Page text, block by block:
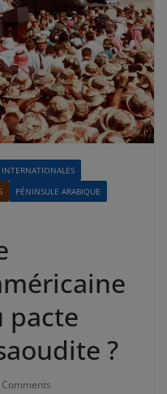
PÉNINSULE ARABIQUE
pacte
?